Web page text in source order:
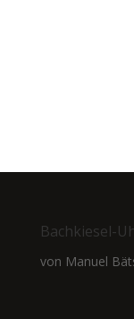
Bachkiesel-
von Manuel